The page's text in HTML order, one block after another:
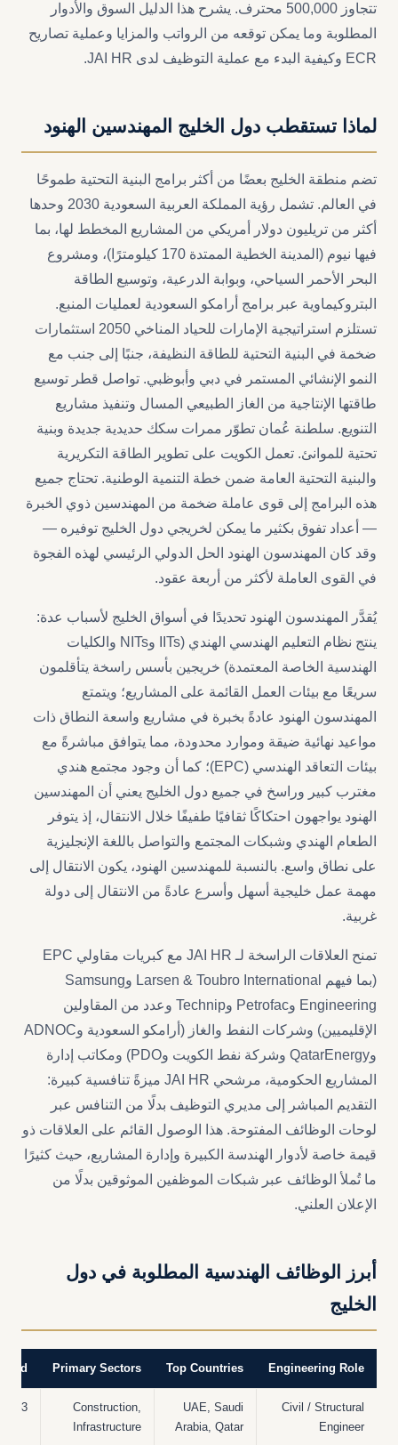
تتجاوز 500,000 محترف. يشرح هذا الدليل السوق والأدوار
المطلوبة وما يمكن توقعه من الرواتب والمزايا وعملية تصاريح
ECR وكيفية البدء مع عملية التوظيف لدى JAI HR.
لماذا تستقطب دول الخليج المهندسين الهنود
تضم منطقة الخليج بعضًا من أكثر برامج البنية التحتية طموحًا
في العالم. تشمل رؤية المملكة العربية السعودية 2030 وحدها
أكثر من تريليون دولار أمريكي من المشاريع المخطط لها، بما
فيها نيوم (المدينة الخطية الممتدة 170 كيلومترًا)، ومشروع
البحر الأحمر السياحي، وبوابة الدرعية، وتوسيع الطاقة
البتروكيماوية عبر برامج أرامكو السعودية لعمليات المنبع.
تستلزم استراتيجية الإمارات للحياد المناخي 2050 استثمارات
ضخمة في البنية التحتية للطاقة النظيفة، جنبًا إلى جنب مع
النمو الإنشائي المستمر في دبي وأبوظبي. تواصل قطر توسيع
طاقتها الإنتاجية من الغاز الطبيعي المسال وتنفيذ مشاريع
التنويع. سلطنة عُمان تطوّر ممرات سكك حديدية جديدة وبنية
تحتية للموانئ. تعمل الكويت على تطوير الطاقة التكريرية
والبنية التحتية العامة ضمن خطة التنمية الوطنية. تحتاج جميع
هذه البرامج إلى قوى عاملة ضخمة من المهندسين ذوي الخبرة
— أعداد تفوق بكثير ما يمكن لخريجي دول الخليج توفيره —
وقد كان المهندسون الهنود الحل الدولي الرئيسي لهذه الفجوة
في القوى العاملة لأكثر من أربعة عقود.
يُقدَّر المهندسون الهنود تحديدًا في أسواق الخليج لأسباب عدة:
ينتج نظام التعليم الهندسي الهندي (IITs وNITs والكليات
الهندسية الخاصة المعتمدة) خريجين بأسس راسخة يتأقلمون
سريعًا مع بيئات العمل القائمة على المشاريع؛ ويتمتع
المهندسون الهنود عادةً بخبرة في مشاريع واسعة النطاق ذات
مواعيد نهائية ضيقة وموارد محدودة، مما يتوافق مباشرةً مع
بيئات التعاقد الهندسي (EPC)؛ كما أن وجود مجتمع هندي
مغترب كبير وراسخ في جميع دول الخليج يعني أن المهندسين
الهنود يواجهون احتكاكًا ثقافيًا طفيفًا خلال الانتقال، إذ يتوفر
الطعام الهندي وشبكات المجتمع والتواصل باللغة الإنجليزية
على نطاق واسع. بالنسبة للمهندسين الهنود، يكون الانتقال إلى
مهمة عمل خليجية أسهل وأسرع عادةً من الانتقال إلى دولة
غربية.
تمنح العلاقات الراسخة لـ JAI HR مع كبريات مقاولي EPC
(بما فيهم Larsen & Toubro International وSamsung
Engineering وPetrofac وTechnip وعدد من المقاولين
الإقليميين) وشركات النفط والغاز (أرامكو السعودية وADNOC
وQatarEnergy وشركة نفط الكويت وPDO) ومكاتب إدارة
المشاريع الحكومية، مرشحي JAI HR ميزةً تنافسية كبيرة:
التقديم المباشر إلى مديري التوظيف بدلًا من التنافس عبر
لوحات الوظائف المفتوحة. هذا الوصول القائم على العلاقات ذو
قيمة خاصة لأدوار الهندسة الكبيرة وإدارة المشاريع، حيث كثيرًا
ما تُملأ الوظائف عبر شبكات الموظفين الموثوقين بدلًا من
الإعلان العلني.
أبرز الوظائف الهندسية المطلوبة في دول
الخليج
Engineering Role
Top Countries
Primary Sectors
Civil / Structural
Engineer
UAE, Saudi
Arabia, Qatar
Construction,
Infrastructure
3–10 years